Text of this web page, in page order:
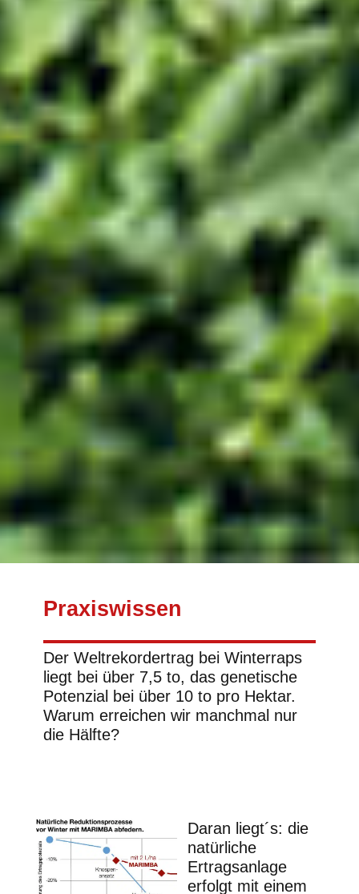
Praxiswissen
Der Weltrekordertrag bei Winterraps
liegt bei über 7,5 to, das genetische
Potenzial bei über 10 to pro Hektar.
Warum erreichen wir manchmal nur
die Hälfte?
Daran liegt´s: die
natürliche
Ertragsanlage
erfolgt mit einem